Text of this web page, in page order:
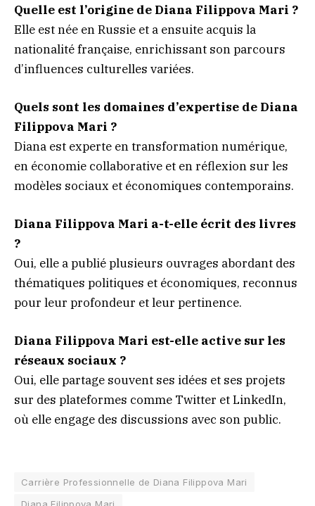
Quelle est l’origine de Diana Filippova Mari ?
Elle est née en Russie et a ensuite acquis la
nationalité française, enrichissant son parcours
d’influences culturelles variées.
Quels sont les domaines d’expertise de Diana
Filippova Mari ?
Diana est experte en transformation numérique,
en économie collaborative et en réflexion sur les
modèles sociaux et économiques contemporains.
Diana Filippova Mari a-t-elle écrit des livres
?
Oui, elle a publié plusieurs ouvrages abordant des
thématiques politiques et économiques, reconnus
pour leur profondeur et leur pertinence.
Diana Filippova Mari est-elle active sur les
réseaux sociaux ?
Oui, elle partage souvent ses idées et ses projets
sur des plateformes comme Twitter et LinkedIn,
où elle engage des discussions avec son public.
Carrière Professionnelle de Diana Filippova Mari